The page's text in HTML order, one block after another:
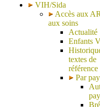
VIH/Sida
Accès aux
aux soins
Actualité
Enfants
textes de
référence
Par